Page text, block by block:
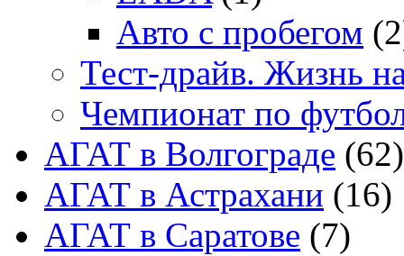
Авто с пробегом
Тест-драйв. Жизнь
Чемпионат по
АГАТ в Волгограде (62)
АГАТ в Астрахани (16)
АГАТ в Саратове (7)